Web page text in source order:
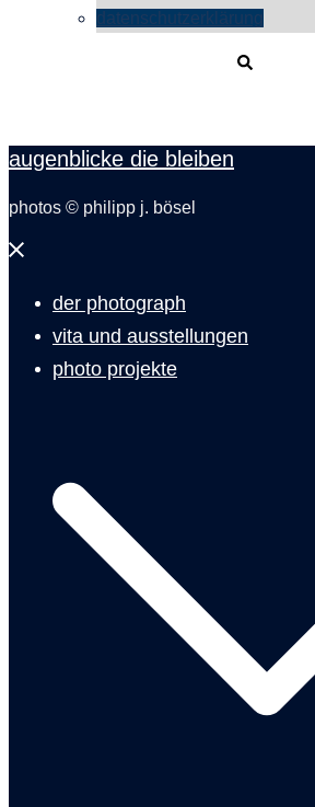
datenschutzerklärung
augenblicke die bleiben
photos © philipp j. bösel
Menü
der photograph
vita und ausstellungen
photo projekte